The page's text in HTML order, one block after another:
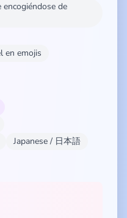
de
en emojis
Japanese / 日本語